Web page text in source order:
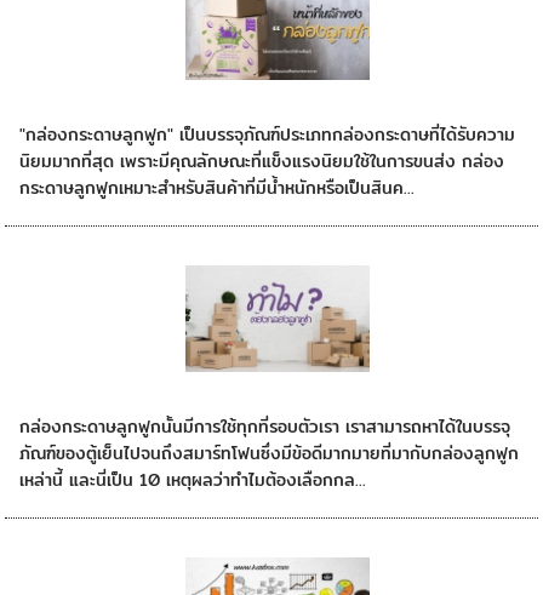
"กล่องกระดาษลูกฟูก" เป็นบรรจุภัณฑ์ประเภทกล่องกระดาษที่ได้รับความ
นิยมมากที่สุด เพราะมีคุณลักษณะที่แข็งแรงนิยมใช้ในการขนส่ง กล่อง
กระดาษลูกฟูกเหมาะสำหรับสินค้าที่มีน้ำหนักหรือเป็นสินค...
กล่องกระดาษลูกฟูกนั้นมีการใช้ทุกที่รอบตัวเรา เราสามารถหาได้ในบรรจุ
ภัณฑ์ของตู้เย็นไปจนถึงสมาร์ทโฟนซึ่งมีข้อดีมากมายที่มากับกล่องลูกฟูก
เหล่านี้ และนี่เป็น 10 เหตุผลว่าทำไมต้องเลือกกล...